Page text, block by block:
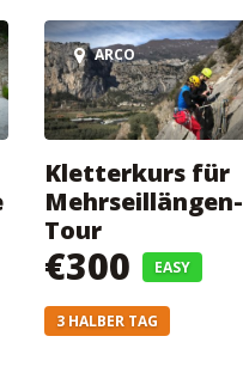
ARCO
Kletterkurs für
Mehrseillängen-
Tour
€300 EASY
3 HALBER TAG